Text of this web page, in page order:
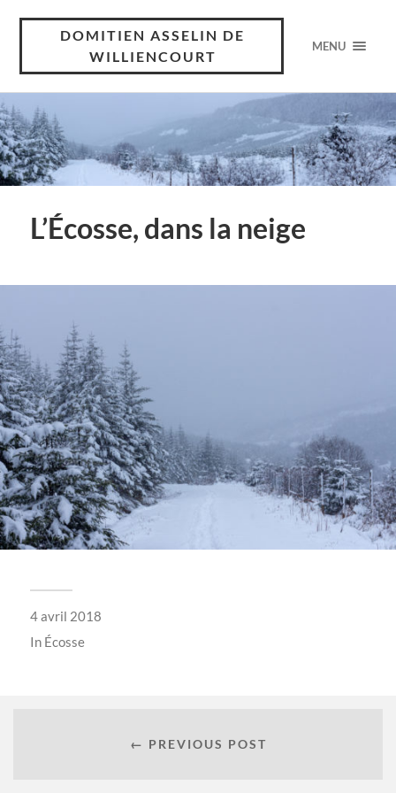
DOMITIEN ASSELIN DE
WILLIENCOURT
MENU
L’Écosse, dans la neige
4 avril 2018
In Écosse
← PREVIOUS POST